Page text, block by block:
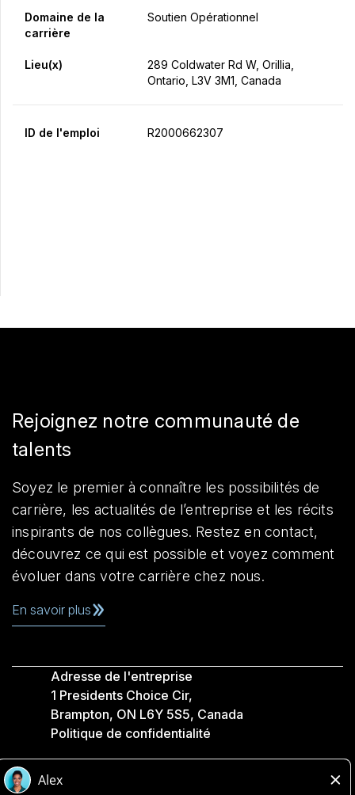
Domaine de la
carrière
Soutien Opérationnel
Lieu(x)
289 Coldwater Rd W, Orillia,
Ontario, L3V 3M1, Canada
ID de l'emploi R2000662307
Rejoignez notre communauté de
talents
Soyez le premier à connaître les possibilités de
carrière, les actualités de l’entreprise et les récits
inspirants de nos collègues. Restez en contact,
découvrez ce qui est possible et voyez comment
évoluer dans votre carrière chez nous.
En savoir plus
Adresse de l'entreprise
1 Presidents Choice Cir,
Brampton, ON L6Y 5S5, Canada
Politique de confidentialité